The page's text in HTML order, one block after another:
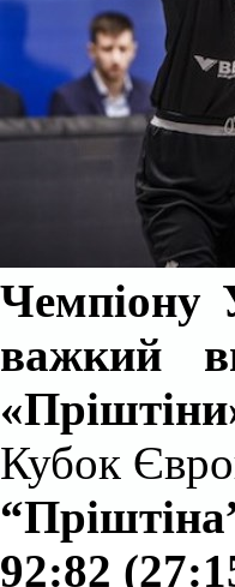
Чемпіону
важкий
«Пріштіни
Кубок
92:82